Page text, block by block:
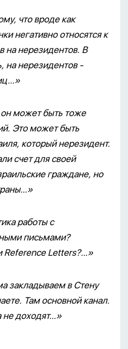
что вроде как
негативно относятся к
на нерезидентов. В
на нерезидентов -
может быть тоже
Это может быть
который нерезидент.
счет для своей
граждане, но
работы с
письмами?
Reference Letters?…»
закладываем в Стену
Там основной канал.
не доходят…»